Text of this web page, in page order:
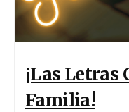
¡Las Letras
Familia!